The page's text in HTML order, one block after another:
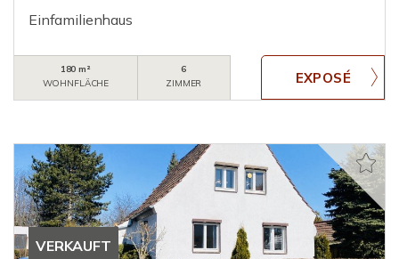
Einfamilienhaus
180 m²
WOHNFLÄCHE
6
ZIMMER
VERKAUFT